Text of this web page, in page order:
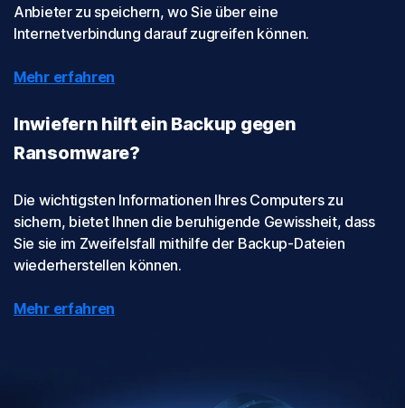
Anbieter zu speichern, wo Sie über eine
Internetverbindung darauf zugreifen können.
Mehr erfahren
Inwiefern hilft ein Backup gegen
Ransomware?
Die wichtigsten Informationen Ihres Computers zu
sichern, bietet Ihnen die beruhigende Gewissheit, dass
Sie sie im Zweifelsfall mithilfe der Backup-Dateien
wiederherstellen können.
Mehr erfahren